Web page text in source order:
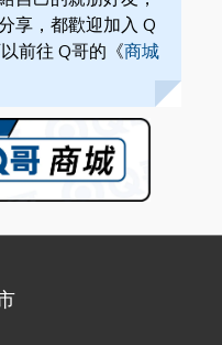
享，都歡迎加入 Q
以前往 Q哥的《商城